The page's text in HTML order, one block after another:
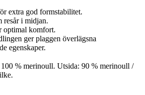
extra god formstabilitet.
resår i midjan.
optimal komfort.
ger plaggen överlägsna
egenskaper.
% merinoull. Utsida: 90 % merinoull /